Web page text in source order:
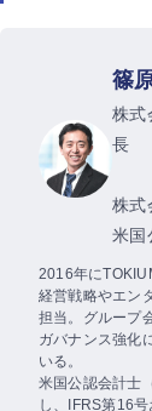
篠
株式
長
株式
米国
2016年に
経営戦略やエン
担当。グループ
ガバナンス強化
いる。
米国公認会計士
し、IFRS第16